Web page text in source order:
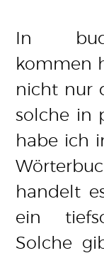
In
kommen
nicht nur
solche in
habe ich
handelt
ein
Solche